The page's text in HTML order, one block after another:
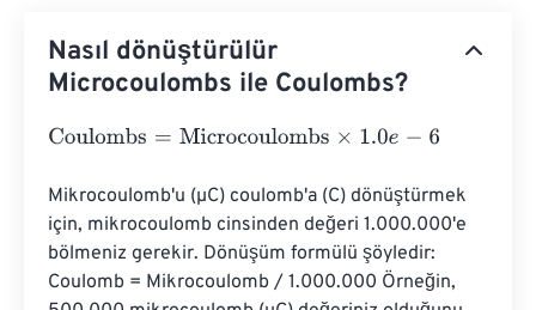
Nasıl dönüştürülür
Microcoulombs ile Coulombs?
Coulombs= Microcoulombs×1.0e- 6
Mikrocoulomb'u (µC) coulomb'a (C) dönüştürmek
için, mikrocoulomb cinsinden değeri 1.000.000'e
bölmeniz gerekir. Dönüşüm formülü şöyledir:
Coulomb = Mikrocoulomb / 1.000.000 Örneğin,